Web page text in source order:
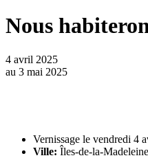
Nous
4 avril 2025
au 3 mai 2025
Vernissage le vendredi 4
Ville: Îles-de-la-Madeleine